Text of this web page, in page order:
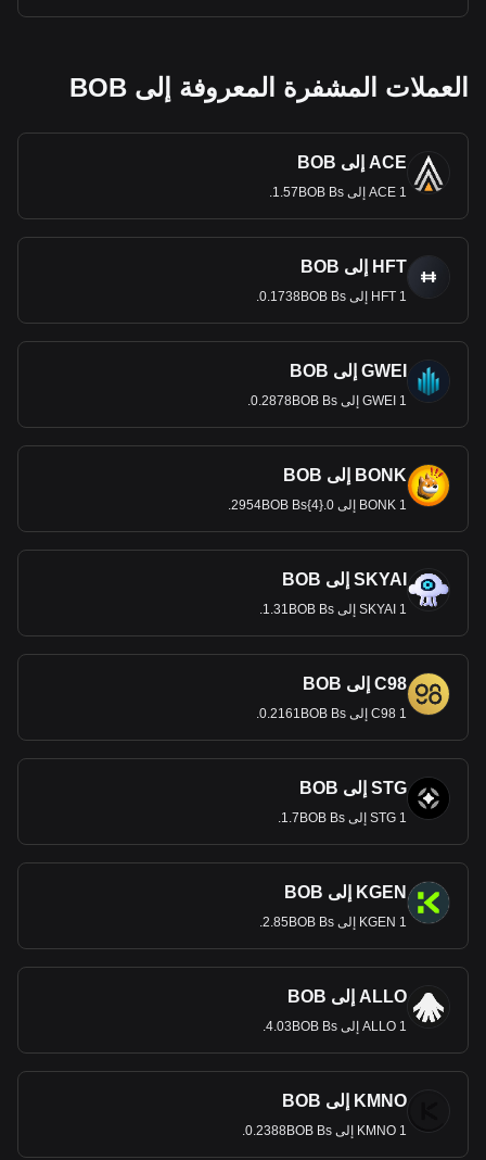
العملات المشفرة المعروفة إلى BOB
ACE إلى BOB
1 ACE إلى 1.57BOB Bs.
HFT إلى BOB
1 HFT إلى 0.1738BOB Bs.
GWEI إلى BOB
1 GWEI إلى 0.2878BOB Bs.
BONK إلى BOB
1 BONK إلى 0.{4}2954BOB Bs.
SKYAI إلى BOB
1 SKYAI إلى 1.31BOB Bs.
C98 إلى BOB
1 C98 إلى 0.2161BOB Bs.
STG إلى BOB
1 STG إلى 1.7BOB Bs.
KGEN إلى BOB
1 KGEN إلى 2.85BOB Bs.
ALLO إلى BOB
1 ALLO إلى 4.03BOB Bs.
KMNO إلى BOB
1 KMNO إلى 0.2388BOB Bs.